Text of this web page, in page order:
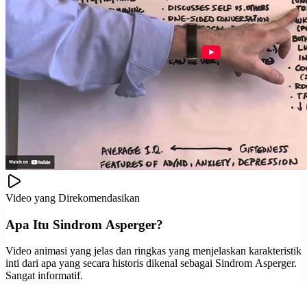
Video yang Direkomendasikan
Apa Itu Sindrom Asperger?
Video animasi yang jelas dan ringkas yang menjelaskan karakteristik
inti dari apa yang secara historis dikenal sebagai Sindrom Asperger.
Sangat informatif.